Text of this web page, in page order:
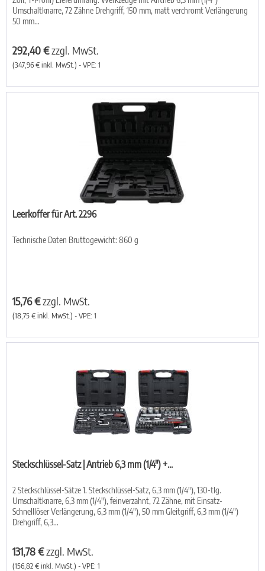
Umschaltknarre, 72 Zähne Drehgriff, 150 mm, matt verchromt Verlängerung
50 mm...
292,40 €zzgl. MwSt.
(347,96 € inkl. MwSt.) - VPE: 1
Leerkoffer für Art. 2296
Technische Daten Bruttogewicht: 860 g
15,76 €zzgl. MwSt.
(18,75 € inkl. MwSt.) - VPE: 1
Steckschlüssel-Satz | Antrieb 6,3 mm (1/4") +...
2 Steckschlüssel-Sätze 1. Steckschlüssel-Satz, 6,3 mm (1/4"), 130-tlg.
Umschaltknarre, 6,3 mm (1/4"), feinverzahnt, 72 Zähne, mit Einsatz-
Schnelllöser Verlängerung, 6,3 mm (1/4"), 50 mm Gleitgriff, 6,3 mm (1/4")
Drehgriff, 6,3...
131,78 €zzgl. MwSt.
(156,82 € inkl. MwSt.) - VPE: 1